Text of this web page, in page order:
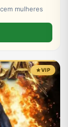
mulheres
VIP